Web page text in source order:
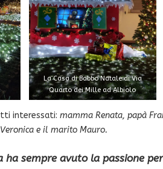
La Casa di Babbo Natale di Via
Quarto dei Mille ad Albiolo
interessati: mamma Renata, papà
e il marito Mauro.
ha sempre avuto la passione